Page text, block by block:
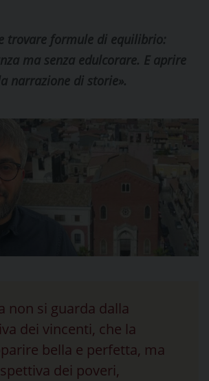
trovare formule di equilibrio:
ma senza edulcorare. E aprire
narrazione di storie».
non si guarda dalla
dei vincenti, che la
bella e perfetta, ma
dei poveri,